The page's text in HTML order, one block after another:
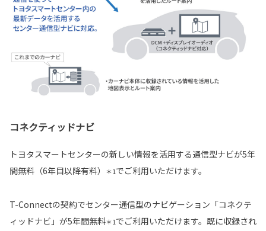
コネクティッドナビ
トヨタスマートセンターの新しい情報を活用する通信型ナビが5年
間無料（6年目以降有料）
＊1でご利用いただけます。
T-Connectの契約でセンター通信型のナビゲーション「コネクテ
ィッドナビ」が5年間無料＊1でご利用いただけます。既に収録され